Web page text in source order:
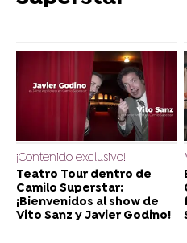
¡Contenido exclusivo!
Teatro Tour dentro de
Camilo Superstar:
¡Bienvenidos al show de
Vito Sanz y Javier Godino!